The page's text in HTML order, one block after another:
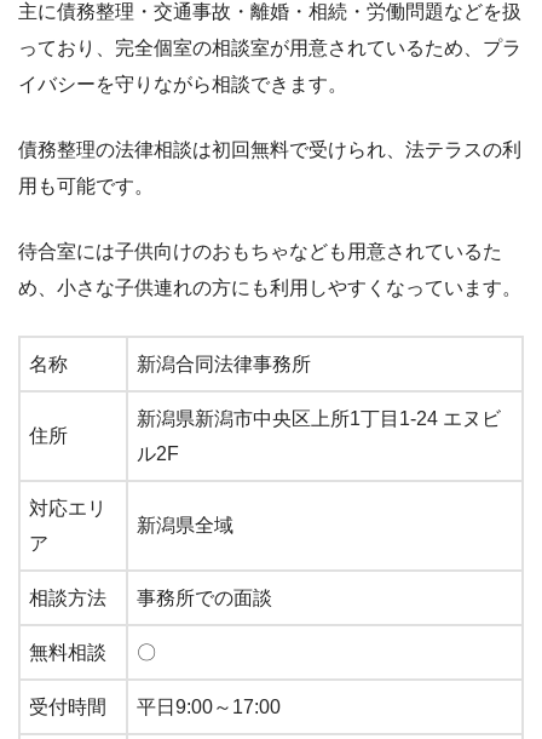
主に債務整理・交通事故・離婚・相続・労働問題などを扱
っており、完全個室の相談室が用意されているため、プラ
イバシーを守りながら相談できます。
債務整理の法律相談は初回無料で受けられ、法テラスの利
用も可能です。
待合室には子供向けのおもちゃなども用意されているた
め、小さな子供連れの方にも利用しやすくなっています。
名称 新潟合同法律事務所
住所
新潟県新潟市中央区上所1丁目1-24 エヌビ
ル2F
対応エリ
ア
新潟県全域
相談方法 事務所での面談
無料相談 〇
受付時間 平日9:00～17:00